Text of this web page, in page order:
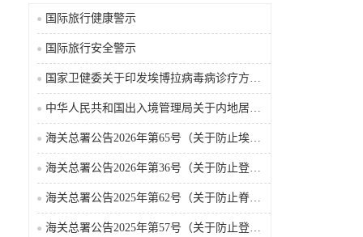
国际旅行健康警示
国际旅行安全警示
国家卫健委关于印发埃博拉病毒病诊疗方案（2026年版）的通知
中华人民共和国出入境管理局关于内地居民前往港澳地区定居审批条件的公告（2026-06-30）
海关总署公告2026年第65号（关于防止埃博拉病毒病疫情传入我国的公告）（2026-05-18）
海关总署公告2026年第36号（关于防止登革热疫情传入我国的公告）
海关总署公告2025年第62号（关于防止脊髓灰质炎疫情传入我国的公告）
海关总署公告2025年第57号（关于防止登革热疫情传入我国的公告）